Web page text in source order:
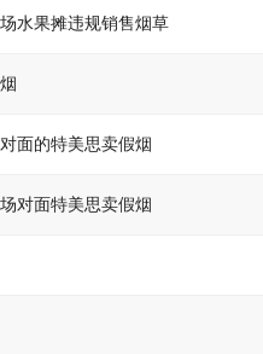
水果摊违规销售烟草
面的特美思卖假烟
对面特美思卖假烟